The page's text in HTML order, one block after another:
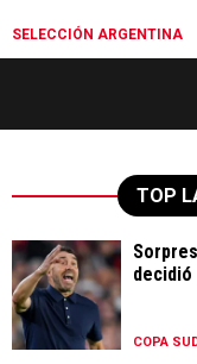
SELECCIÓN ARGENTINA
TOP
decidió
COPA